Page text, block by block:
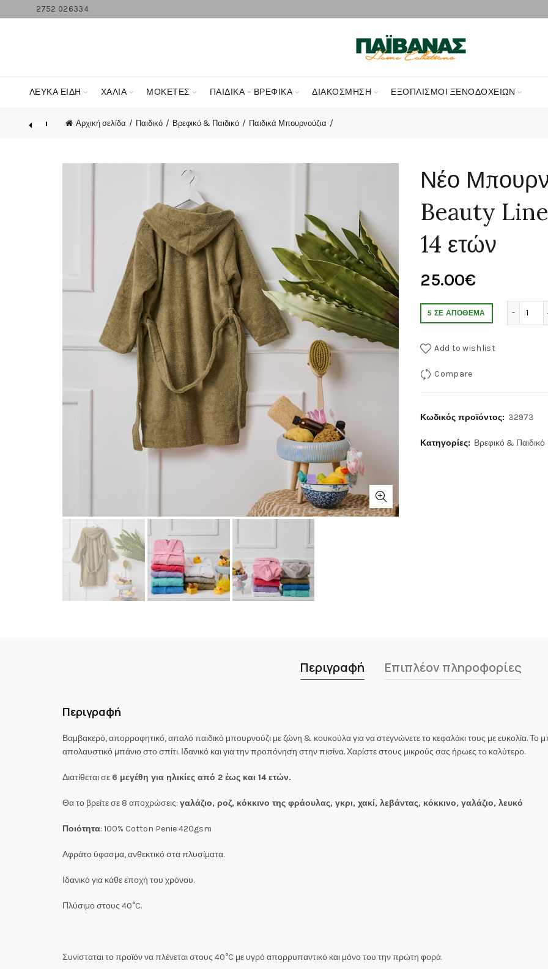
2752 026334
ΛΕΥΚΆ ΕΊΔΗ ΧΑΛΙΑ ΜΟΚΕΤΕΣ ΠΑΙΔΙΚΑ – ΒΡΕΦΙΚΑ ΔΙΑΚΌΣΜΗΣΗ ΕΞΟΠΛΙΣΜΟΊ ΞΕΝΟΔΟΧΕΊΩΝ
Αρχική σελίδα Παιδικό Βρεφικό & Παιδικό Παιδικά Μπουρνούζια
Νέο
Beauty
14 ετών
25.00€
5 ΣΕ ΑΠΌΘΕΜΑ
Add to wishlist
Compare
Κωδικός προϊόντος: 32973
Κατηγορίες: Βρεφικό & Παιδικό
Περιγραφή Επιπλέον πληροφορίες
Περιγραφή
Βαμβακερό, απορροφητικό, απαλό παιδικό μπουρνούζι με ζώνη & κουκούλα για να στεγνώνετε το κεφαλάκι τους με ευκολία. Το
απολαυστικό μπάνιο στο σπίτι. Ιδανικό και για την προπόνηση στην πισίνα. Χαρίστε στους μικρούς σας ήρωες το καλύτερο.
Διατίθεται σε 6 μεγέθη για ηλικίες από 2 έως και 14 ετών.
Θα το βρείτε σε 8 αποχρώσεις: γαλάζιο, ροζ, κόκκινο της φράουλας, γκρι, χακί, λεβάντας, κόκκινο, γαλάζιο, λευκό
Ποιότητα: 100% Cotton Penie 420gsm
Αφράτο ύφασμα, ανθεκτικό στα πλυσίματα.
Ιδανικό για κάθε εποχή του χρόνου.
Πλύσιμο στους 40°C.
Συνίσταται το προϊόν να πλένεται στους 40°C με υγρό απορρυπαντικό και μόνο του την πρώτη φορά.